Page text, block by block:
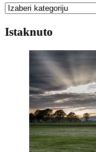
Kategorije
Istaknuto